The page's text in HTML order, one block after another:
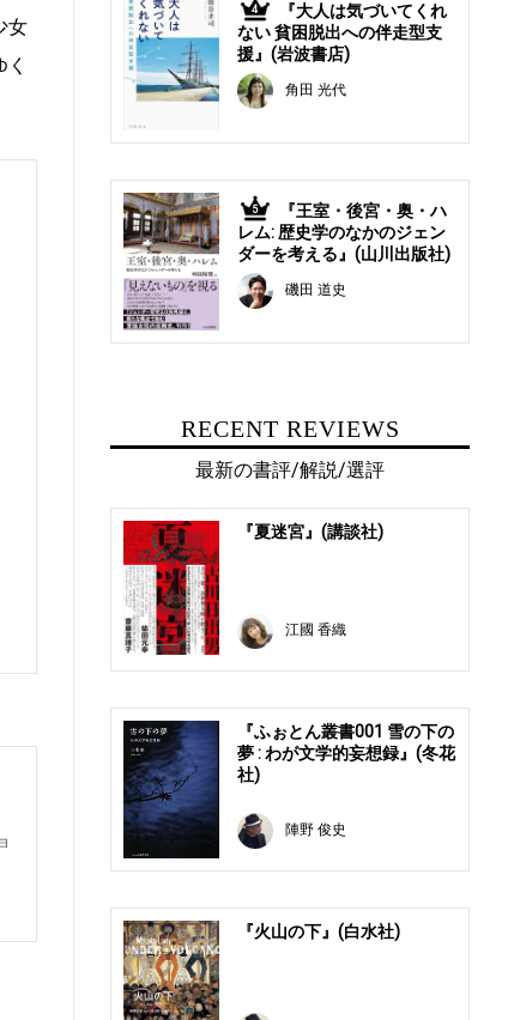
女
4
『大人は気づいてくれ
ない 貧困脱出への伴走型支
援』(岩波書店)
角田 光代
5
『王室・後宮・奥・ハ
レム: 歴史学のなかのジェン
ダーを考える』(山川出版社)
磯田 道史
RECENT REVIEWS
最新の書評/解説/選評
『夏迷宮』(講談社)
江國 香織
『ふぉとん叢書001 雪の下の
夢 : わが文学的妄想録』(冬花
社)
陣野 俊史
『火山の下』(白水社)